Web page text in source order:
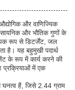
और वाणिज्यिक
और भौतिक गुणों के
रूप से डिटर्जेंट, जल
है। यह बहुमुखी पदार्थ
के रूप में कार्य करने की
प्रक्रियाओं में एक
है, जिसे 2.44 ग्राम